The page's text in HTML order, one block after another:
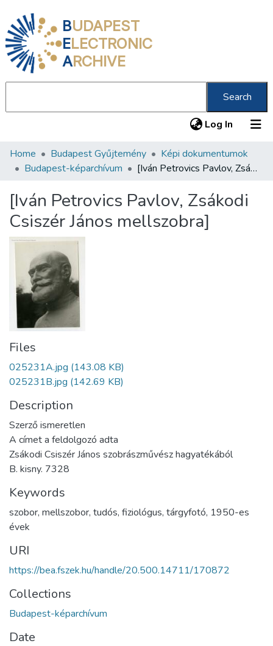
BUDAPEST
ELECTRONIC
ARCHIVE
Search
Log In (current)
Communities & Collections
Statistics
About us
Home Budapest Gyűjtemény
Képi dokumentumok
Budapest-képarchívum
[Iván Petrovics Pavlov, Zsákodi Csiszér János mellszobra]
[Iván Petrovics Pavlov, Zsákodi
Csiszér János mellszobra]
Files
025231A.jpg (143.08 KB)
025231B.jpg (142.69 KB)
Description
Szerző ismeretlen
A címet a feldolgozó adta
Zsákodi Csiszér János szobrászművész hagyatékából
B. kisny. 7328
Keywords
szobor, mellszobor, tudós, fiziológus, tárgyfotó, 1950-es
évek
URI
https://bea.fszek.hu/handle/20.500.14711/170872
Collections
Budapest-képarchívum
Date